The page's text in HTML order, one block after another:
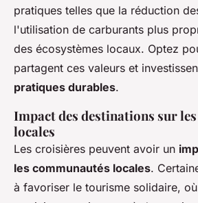
pratiques telles que la réduction
l'utilisation de carburants plus
des écosystèmes locaux. Optez
partagent ces valeurs et
pratiques durables.
Impact des destinations sur
locales
Les croisières peuvent avoir un
les communautés locales.
à favoriser le tourisme solidaire,